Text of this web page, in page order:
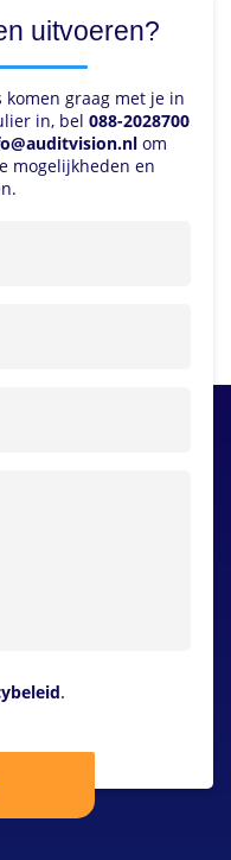
uitvoeren?
graag met je in
in, bel 088-2028700
om
mogelijkheden en
.